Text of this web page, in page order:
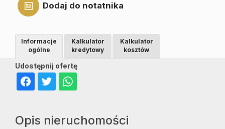
Dodaj do notatnika
Udostępnij ofertę
Informacje
ogólne
Kalkulator
kredytowy
Kalkulator
kosztów
Opis nieruchomości